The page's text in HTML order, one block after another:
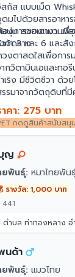
กัส แบบเม็ด
มไปด้วยสารอาหา
งการของแมว เ
จดหาง
นุ่ม สวยเงางามมี
ก้า 3 และ 6 และสั
งตาสดใสเพื่อกา
กวิตามินเอและทอรี
เริง มีชีวิตชีวา ด้ว
รมาจากวัตถุดิบที่
าคา: 275 บาท
กดดูสินค้าสนับสนุ
ญ
ยพันธุ์: หมาไทยพัน
รางวัล: 1,000 บาท
441
ำบล ท่าทองหลาง อำเ
นด้า
ยพันธุ์: แมวไทย